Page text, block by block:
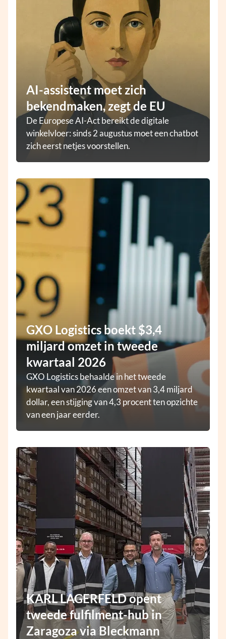
AI-assistent moet zich
bekendmaken, zegt de EU
De Europese AI-Act bereikt de digitale
winkelvloer: sinds 2 augustus moet een chatbot
zich eerst netjes voorstellen.
GXO Logistics boekt $3,4
miljard omzet in tweede
kwartaal 2026
GXO Logistics behaalde in het tweede
kwartaal van 2026 een omzet van 3,4 miljard
dollar, een stijging van 4,3 procent ten opzichte
van een jaar eerder.
KARL LAGERFELD opent
tweede fulfilment-hub in
Zaragoza via Bleckmann